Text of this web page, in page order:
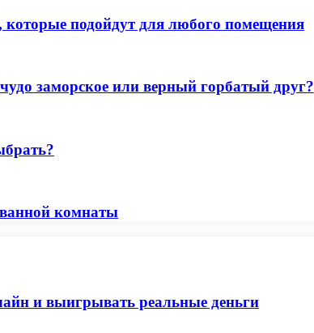
которые подойдут для любого помещения
заморское или верный горбатый друг?
комнаты
и выигрывать реальные деньги